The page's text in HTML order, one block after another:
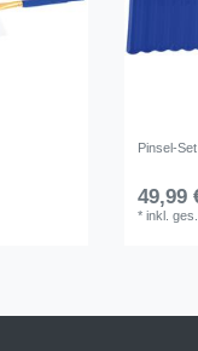
Pinsel-
49,99
*inkl.